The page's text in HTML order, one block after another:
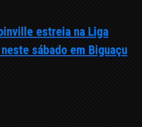
estreia na Liga
sábado em Biguaçu